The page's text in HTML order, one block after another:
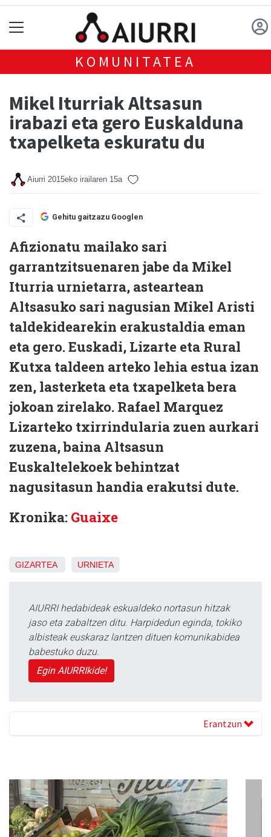
KOMUNITATEA
Mikel Iturriak Altsasun
irabazi eta gero Euskalduna
txapelketa eskuratu du
Aiurri 2015eko irailaren 15a
Gehitu gaitzazu Googlen
Afizionatu mailako sari
garrantzitsuenaren jabe da Mikel
Iturria urnietarra, asteartean
Altsasuko sari nagusian Mikel Aristi
taldekidearekin erakustaldia eman
eta gero. Euskadi, Lizarte eta Rural
Kutxa taldeen arteko lehia estua izan
zen, lasterketa eta txapelketa bera
jokoan zirelako. Rafael Marquez
Lizarteko txirrindularia zuen aurkari
zuzena, baina Altsasun
Euskaltelekoek behintzat
nagusitasun handia erakutsi dute.
Kronika: Guaixe
GIZARTEA URNIETA
AIURRI hedabideak eskualdeko nortasun hitzak
jaso eta zabaltzen ditu. Harpidedun eginda, tokiko
albisteak euskaraz lantzen dituen komunikabidea
babestuko duzu.
Egin AIURRIkide!
Erantzun